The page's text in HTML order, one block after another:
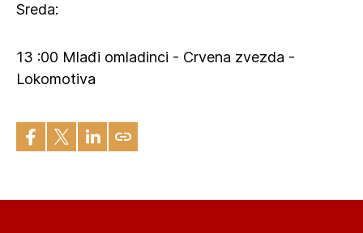
Sreda:
13 :00 Mlađi omladinci - Crvena zvezda -
Lokomotiva